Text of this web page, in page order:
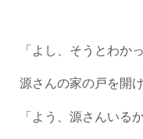
「よし、そうとわか
源さんの家の戸を開
「よう、源さんいるか